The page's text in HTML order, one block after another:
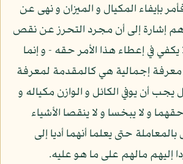
فأمر بإيفاء المكيال و الميزان و نهى عن
إشارة إلى أن مجرد التحرز عن نقص
يكفي في إعطاء هذا الأمر حقه - و إنما
معرفة إجمالية هي كالمقدمة لمعرفة
يجب أن يوفي الكائل و الوازن مكياله و
و لا يبخسا و لا ينقصا الأشياء
حتى يعلما أنهما أديا إلى
إليهم مالهم على ما هو عليه.